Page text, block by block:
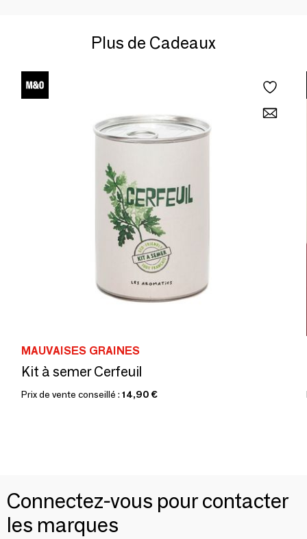
Plus de Cadeaux
MAUVAISES GRAINES
Kit à semer Cerfeuil
Prix de vente conseillé : 14,90 €
Connectez-vous pour contacter
les marques